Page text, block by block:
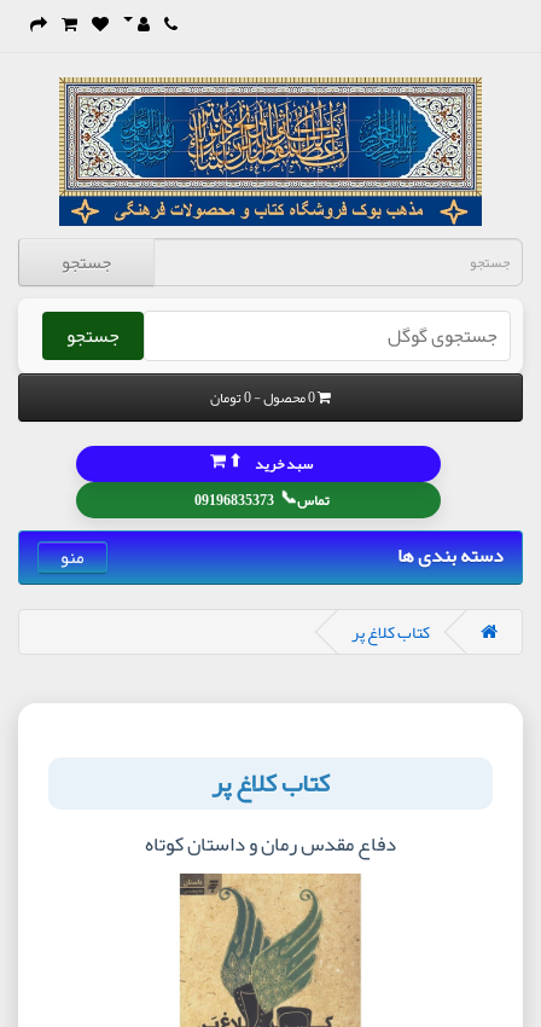
جستجو
جستجو
0 محصول - 0 تومان
تماس📞
09196835373
سبد خرید ⬆
دسته بندی ها منو
کتاب کلاغ پر
کتاب کلاغ پر
دفاع مقدس رمان و داستان کوتاه